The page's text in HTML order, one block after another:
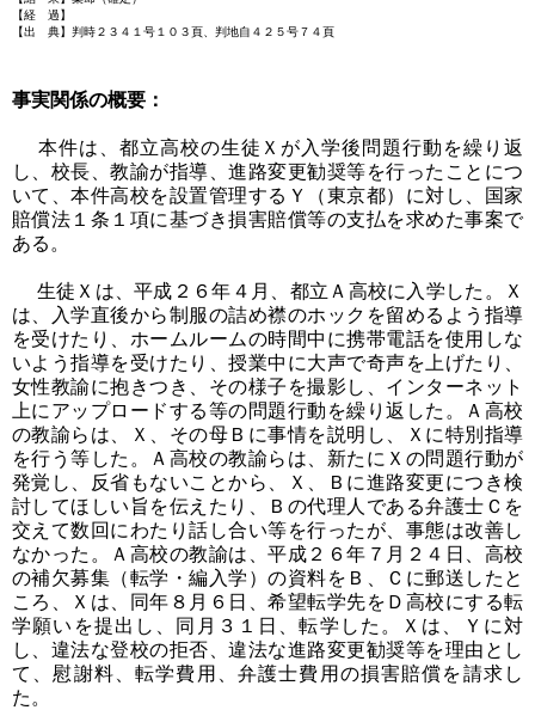
【経 過】
【出 典】判時２３４１号１０３頁、判地自４２５号７４頁
事実関係の概要：
本件は、都立高校の生徒Ｘが入学後問題行動を繰り返
し、校長、教諭が指導、進路変更勧奨等を行ったことにつ
いて、本件高校を設置管理するＹ（東京都）に対し、国家
賠償法１条１項に基づき損害賠償等の支払を求めた事案で
ある。
生徒Ｘは、平成２６年４月、都立Ａ高校に入学した。Ｘ
は、入学直後から制服の詰め襟のホックを留めるよう指導
を受けたり、ホームルームの時間中に携帯電話を使用しな
いよう指導を受けたり、授業中に大声で奇声を上げたり、
女性教諭に抱きつき、その様子を撮影し、インターネット
上にアップロードする等の問題行動を繰り返した。Ａ高校
の教諭らは、Ｘ、その母Ｂに事情を説明し、Ｘに特別指導
を行う等した。Ａ高校の教諭らは、新たにＸの問題行動が
発覚し、反省もないことから、Ｘ、Ｂに進路変更につき検
討してほしい旨を伝えたり、Ｂの代理人である弁護士Ｃを
交えて数回にわたり話し合い等を行ったが、事態は改善し
なかった。Ａ高校の教諭は、平成２６年７月２４日、高校
の補欠募集（転学・編入学）の資料をＢ、Ｃに郵送したと
ころ、Ｘは、同年８月６日、希望転学先をＤ高校にする転
学願いを提出し、同月３１日、転学した。Ｘは、Ｙに対
し、違法な登校の拒否、違法な進路変更勧奨等を理由とし
て、慰謝料、転学費用、弁護士費用の損害賠償を請求し
た。